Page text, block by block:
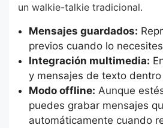
un walkie-talkie tradicional.
Mensajes guardados:
previos cuando lo
Integración multimedia:
y mensajes de texto
Modo offline: Aunque
puedes grabar mensajes
automáticamente cuando